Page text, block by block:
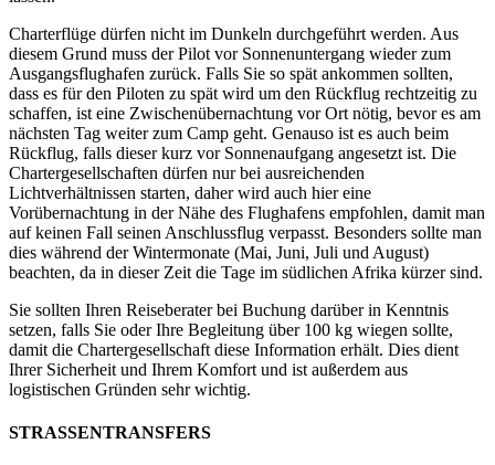
Charterflüge dürfen nicht im Dunkeln durchgeführt werden. Aus
diesem Grund muss der Pilot vor Sonnenuntergang wieder zum
Ausgangsflughafen zurück. Falls Sie so spät ankommen sollten,
dass es für den Piloten zu spät wird um den Rückflug rechtzeitig zu
schaffen, ist eine Zwischenübernachtung vor Ort nötig, bevor es am
nächsten Tag weiter zum Camp geht. Genauso ist es auch beim
Rückflug, falls dieser kurz vor Sonnenaufgang angesetzt ist. Die
Chartergesellschaften dürfen nur bei ausreichenden
Lichtverhältnissen starten, daher wird auch hier eine
Vorübernachtung in der Nähe des Flughafens empfohlen, damit man
auf keinen Fall seinen Anschlussflug verpasst. Besonders sollte man
dies während der Wintermonate (Mai, Juni, Juli und August)
beachten, da in dieser Zeit die Tage im südlichen Afrika kürzer sind.
Sie sollten Ihren Reiseberater bei Buchung darüber in Kenntnis
setzen, falls Sie oder Ihre Begleitung über 100 kg wiegen sollte,
damit die Chartergesellschaft diese Information erhält. Dies dient
Ihrer Sicherheit und Ihrem Komfort und ist außerdem aus
logistischen Gründen sehr wichtig.
STRASSENTRANSFERS